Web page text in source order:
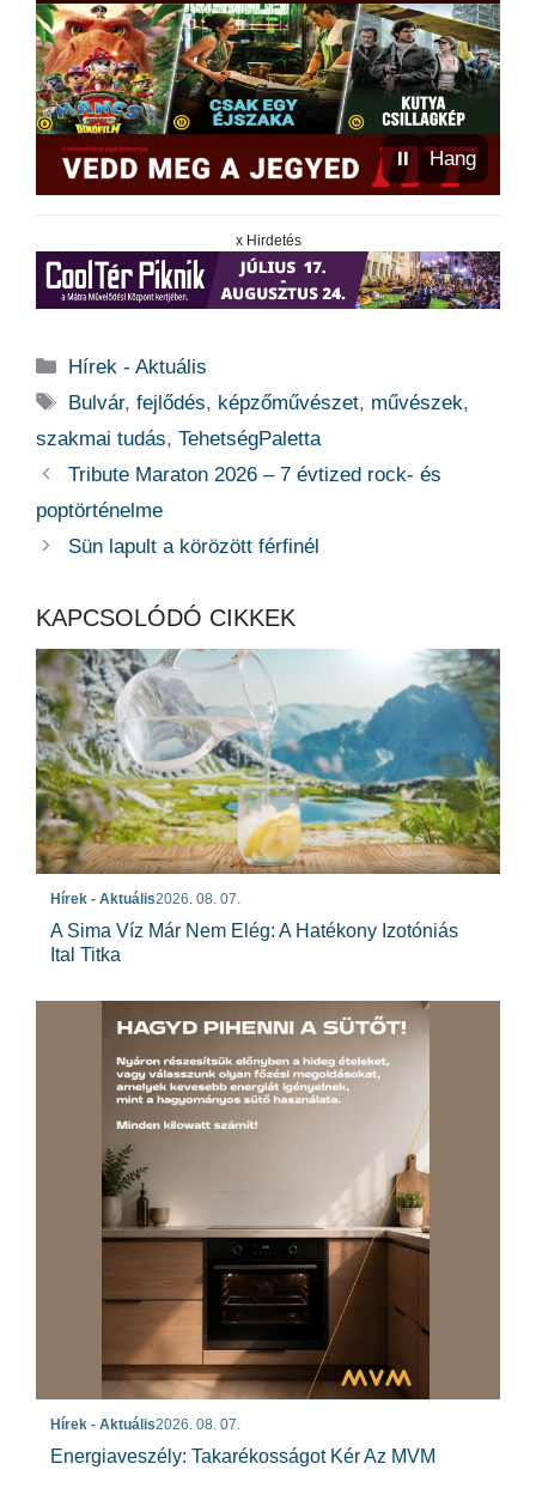
⏸ Hang
x Hirdetés
Kategória
Hírek - Aktuális
Címkék
Bulvár,fejlődés, képzőművészet, művészek,
szakmai tudás, TehetségPaletta
Tribute Maraton 2026 – 7 évtized rock- és
poptörténelme
Sün lapult a körözött férfinél
KAPCSOLÓDÓ CIKKEK
Hírek - Aktuális2026. 08. 07.
A Sima Víz Már Nem Elég: A Hatékony Izotóniás
Ital Titka
Hírek - Aktuális2026. 08. 07.
Energiaveszély: Takarékosságot Kér Az MVM